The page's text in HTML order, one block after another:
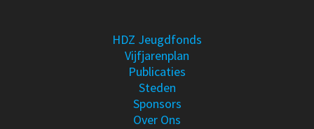
HDZ Jeugdfonds
Vijfjarenplan
Publicaties
Steden
Sponsors
Over Ons